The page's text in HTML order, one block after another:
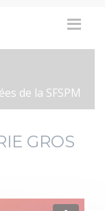
de la SFSPM
GROS